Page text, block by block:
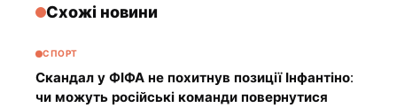
Схожі новини
СПОРТ
Скандал у ФІФА не похитнув позиції Інфантіно:
чи можуть російські команди повернутися